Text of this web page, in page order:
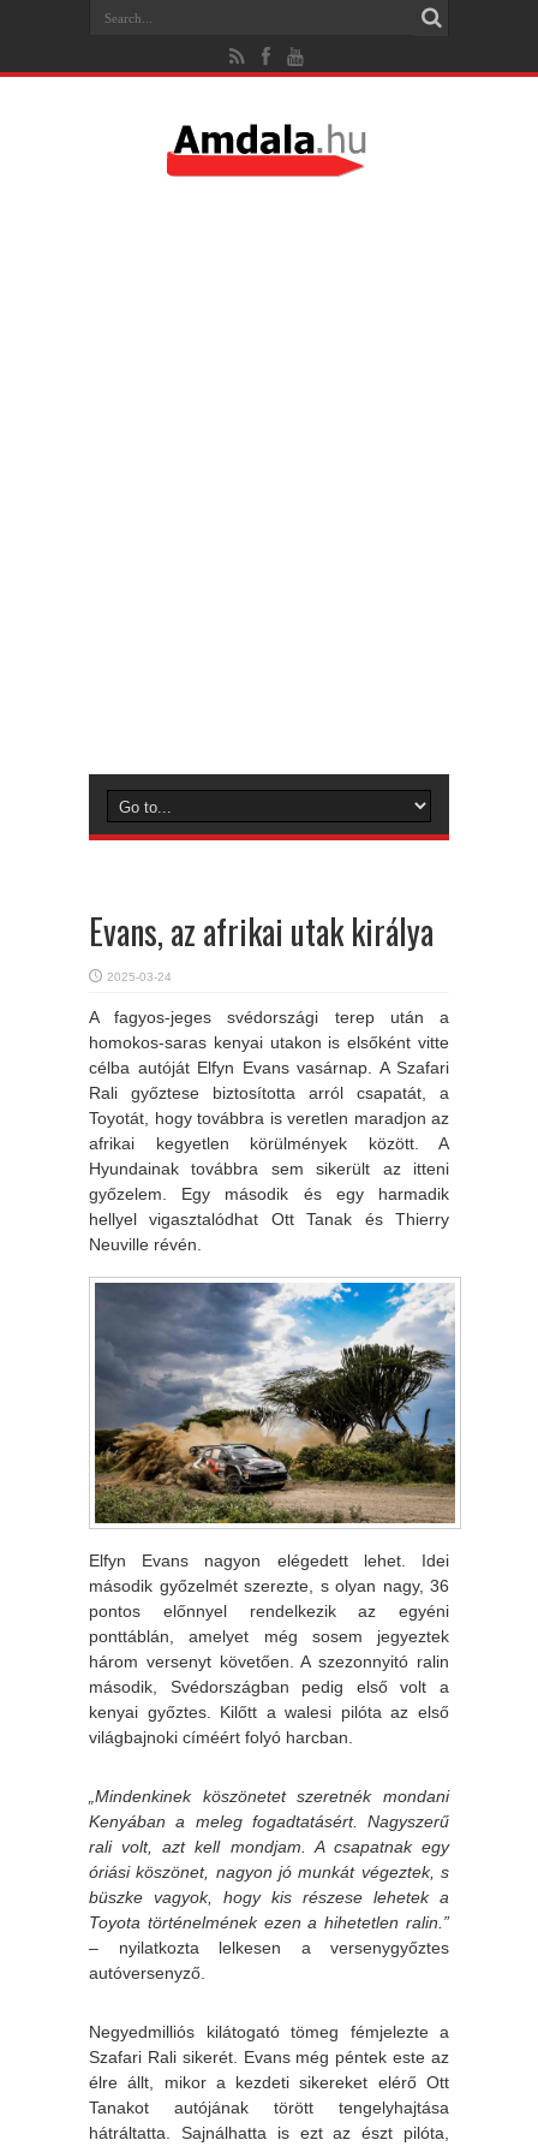
Evans, az afrikai utak királya
2025-03-24
A fagyos-jeges svédországi terep után a
homokos-saras kenyai utakon is elsőként vitte
célba autóját Elfyn Evans vasárnap. A Szafari
Rali győztese biztosította arról csapatát, a
Toyotát, hogy továbbra is veretlen maradjon az
afrikai kegyetlen körülmények között. A
Hyundainak továbbra sem sikerült az itteni
győzelem. Egy második és egy harmadik
hellyel vigasztalódhat Ott Tanak és Thierry
Neuville révén.
Elfyn Evans nagyon elégedett lehet. Idei
második győzelmét szerezte, s olyan nagy, 36
pontos előnnyel rendelkezik az egyéni
ponttáblán, amelyet még sosem jegyeztek
három versenyt követően. A szezonnyitó ralin
második, Svédországban pedig első volt a
kenyai győztes. Kilőtt a walesi pilóta az első
világbajnoki címéért folyó harcban.
„Mindenkinek köszönetet szeretnék mondani
Kenyában a meleg fogadtatásért. Nagyszerű
rali volt, azt kell mondjam. A csapatnak egy
óriási köszönet, nagyon jó munkát végeztek, s
büszke vagyok, hogy kis részese lehetek a
Toyota történelmének ezen a hihetetlen ralin.”
– nyilatkozta lelkesen a versenygyőztes
autóversenyző.
Negyedmilliós kilátogató tömeg fémjelezte a
Szafari Rali sikerét. Evans még péntek este az
élre állt, mikor a kezdeti sikereket elérő Ott
Tanakot autójának törött tengelyhajtása
hátráltatta. Sajnálhatta is ezt az észt pilóta,